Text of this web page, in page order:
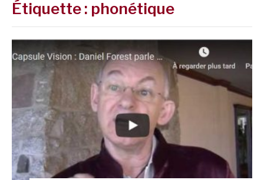
Étiquette : phonétique